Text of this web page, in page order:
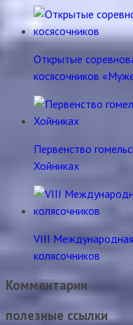
Открытые
косясочников
Первенство
Хойниках
VIII
колясочников
Комментарии
полезные ссылки